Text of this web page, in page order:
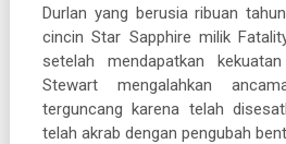
Durlan yang berusia ribuan
cincin Star Sapphire milik
setelah mendapatkan
Stewart mengalahkan
terguncang karena telah
telah akrab dengan pengubah